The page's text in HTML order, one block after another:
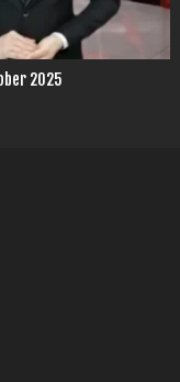
2025